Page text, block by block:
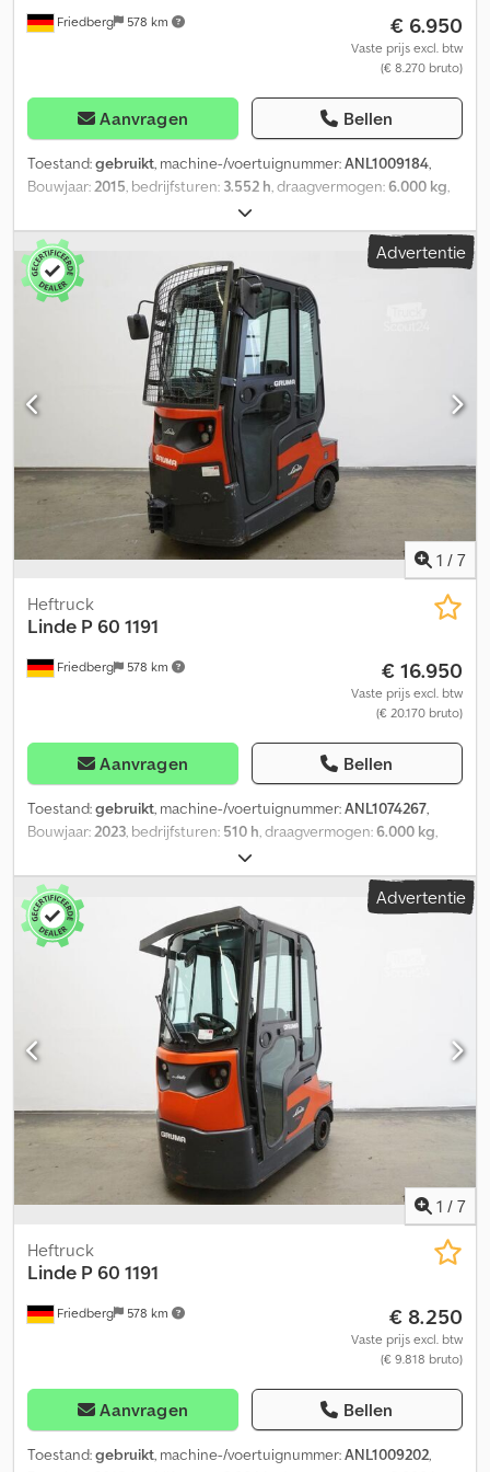
Friedberg 578 km € 6.950
Vaste prijs excl. btw
(€ 8.270 bruto)
Aanvragen Bellen
Toestand:gebruikt, machine-/voertuignummer:ANL1009184,
Bouwjaar: 2015 , bedrijfsturen: 3.552 h , draagvermogen:6.000 kg
, batterijspanning:
4.00-8, achterbandmaat:4.00-8, leeggewicht:1.514 kg, totale
hoogte:2.070 mm , totale breedte:996
mm, brandstof: elektriciteit, - Aquamatic op batterij Dcsdpjym
Elkofx Apbsk - Voertuigsteker MRC 160A - Zijdelingse
batterijwissel zonder rollen - Spanningsomvormer - Volledige
cabine - Bouwhoogte met bestuurdersbeschermdak: 2070 mm -
Verwarming - Verlichtingsinstallatie met stads- en rijlicht,
remlichten en richtingaanwijzers (LED) - Spot voor: BlueSpot -
Snelheidsbegrenzing: 12 km/u - Trekhaak: Rockinger, hoogte 280
mm - Binnen- en buitenspiegels - Toegangscontrole: pincode -
Standaard bestuurdersstoel (stoffen bekleding) - Enkelpedaal -
Draadloze dataoverdracht met SPW 48/24V - Spafax
binnenspiegel - Flessenhouder in cabine - Groen getinte ruiten -
12V stopcontact in de cabine - 7-polige stekker achter - 13-polige
stekker achter Ref: ANL1009184
Advertentie
1 / 7
Friedberg 578 km
Heftruck
Linde P 60 1191
€ 16.950
Vaste prijs excl. btw
(€ 20.170 bruto)
Aanvragen Bellen
Toestand:gebruikt, machine-/voertuignummer:ANL1074267,
Bouwjaar:2023, bedrijfsturen: 510 h, draagvermogen:6.000 kg,
, batterijspanning:
4.00-8, achterbandmaat:4.00-8, leeggewicht:1.510 kg, totale
hoogte:2.070 mm , totale breedte:996
mm, brandstof: elektriciteit, - Aquamatic op batterij -
Voertuigsteker REMA 160A Dodpsyyd Rmefx Apbeck - 180° accu-
deur voor accuwissel - Spanningsomvormer - Volcabine - Totale
hoogte met bestuurdersbeschermdak: 2070 mm - Verwarming -
Verlichtingsinstallatie met stads- en dimlicht, remlichten en
richtingaanwijzers (LED) - Snelheidsbegrenzing: 20 km/u -
Trekhaak: 3-traps koppeling - Binnen- en buitenspiegels -
Toegangscontrole: sleutelschakelaar - Geveerde
bestuurdersstoel (stoffen bekleding) - Eénpedaalsbediening -
Voorschermrooster - Rangeerknop op het stuur -
Frontbumperbescherming - Kruipstand achteruit en vooruit -
Groen getinte ruiten - 12V stopcontact in de cabine - 7-polige
aansluiting aan de achterzijde - Zonneklep - 3-traps trekhaak
Advertentie
1 / 7
Friedberg 578 km
Heftruck
Linde P 60 1191
€ 8.250
Vaste prijs excl. btw
(€ 9.818 bruto)
Aanvragen Bellen
Toestand:gebruikt, machine-/voertuignummer:ANL1009202,